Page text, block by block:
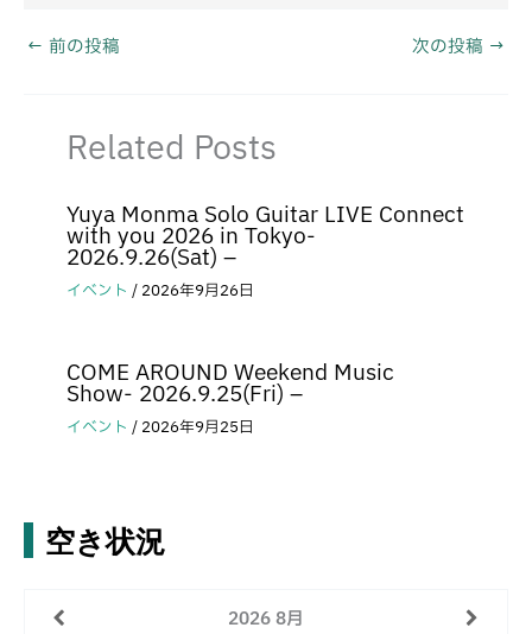
← 前の投稿 次の投稿 →
Related Posts
Yuya Monma Solo Guitar LIVE Connect
with you 2026 in Tokyo-
2026.9.26(Sat) –
イベント / 2026年9月26日
COME AROUND Weekend Music
Show- 2026.9.25(Fri) –
イベント / 2026年9月25日
空き状況
20268月